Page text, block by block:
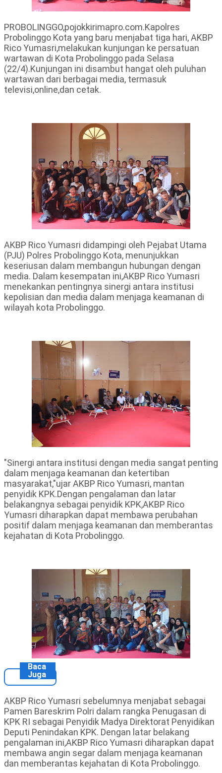
PROBOLINGGO,pojokkirimapro.com.Kapolres
Probolinggo Kota yang baru menjabat tiga hari, AKBP
Rico Yumasri,melakukan kunjungan ke persatuan
wartawan di Kota Probolinggo pada Selasa
(22/4).Kunjungan ini disambut hangat oleh puluhan
wartawan dari berbagai media, termasuk
televisi,online,dan cetak.
AKBP Rico Yumasri didampingi oleh Pejabat Utama
(PJU) Polres Probolinggo Kota, menunjukkan
keseriusan dalam membangun hubungan dengan
media. Dalam kesempatan ini,AKBP Rico Yumasri
menekankan pentingnya sinergi antara institusi
kepolisian dan media dalam menjaga keamanan di
wilayah kota Probolinggo.
"Sinergi antara institusi dengan media sangat penting
dalam menjaga keamanan dan ketertiban
masyarakat,"ujar AKBP Rico Yumasri, mantan
penyidik KPK.Dengan pengalaman dan latar
belakangnya sebagai penyidik KPK,AKBP Rico
Yumasri diharapkan dapat membawa perubahan
positif dalam menjaga keamanan dan memberantas
kejahatan di Kota Probolinggo.
Baca
Juga
AKBP Rico Yumasri sebelumnya menjabat sebagai
Pamen Bareskrim Polri dalam rangka Penugasan di
KPK RI sebagai Penyidik Madya Direktorat Penyidikan
Deputi Penindakan KPK. Dengan latar belakang
pengalaman ini,AKBP Rico Yumasri diharapkan dapat
membawa angin segar dalam menjaga keamanan
dan memberantas kejahatan di Kota Probolinggo.